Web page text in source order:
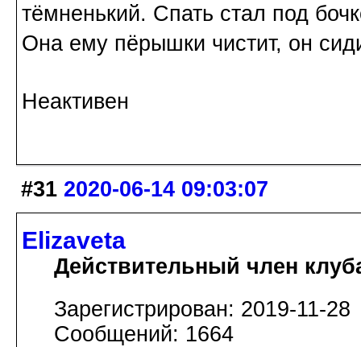
тёмненький. Спать стал под
Она ему пёрышки чистит, он
Неактивен
#31 2020-06-14 09:03:07
Elizaveta
Действительный член
Зарегистрирован: 2019-11-28
Сообщений: 1664